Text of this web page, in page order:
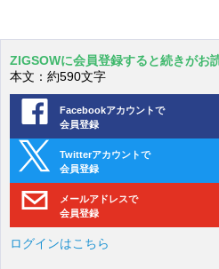
ZIGSOWに会員登録すると続きがお
本文：約590文字
Facebookアカウントで
会員登録
Twitterアカウントで
会員登録
メールアドレスで
会員登録
ログインはこちら